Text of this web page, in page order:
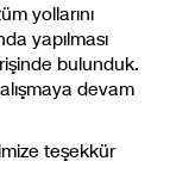
yollarını
yapılması
bulunduk.
devam
teşekkür